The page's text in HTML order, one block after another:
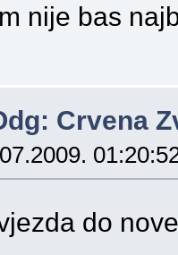
nije bas
Crvena
do